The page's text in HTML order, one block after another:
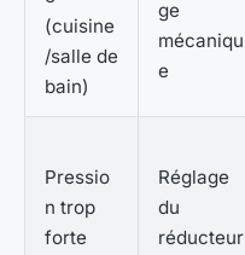
(cuisine
/salle de
bain)
ge
mécaniqu
e
Pressio
n trop
forte
Réglage
du
réducteur